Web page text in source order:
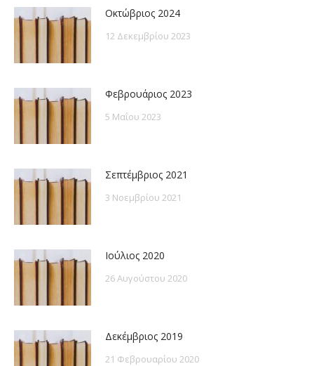
Οκτώβριος 2024
12 Δεκεμβρίου 2023
Φεβρουάριος 2023
5 Μαΐου 2023
Σεπτέμβριος 2021
3 Νοεμβρίου 2021
Ιούλιος 2020
26 Αυγούστου 2020
Δεκέμβριος 2019
21 Φεβρουαρίου 2020